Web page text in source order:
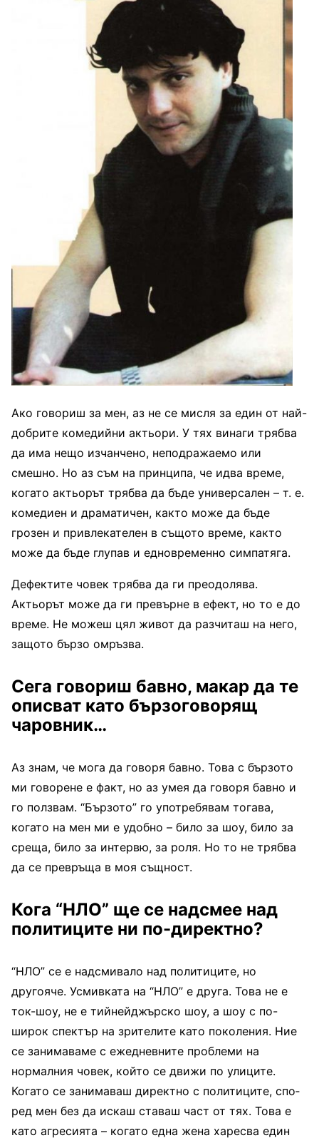
Ако говориш за мен, аз не се мисля за един от най-
добрите комедийни актьори. У тях винаги трябва
да има нещо изчанчено, неподра­жаемо или
смешно. Но аз съм на принципа, че идва време,
когато актьорът тряб­ва да бъде универсален – т. е.
комедиен и драматичен, както може да бъде
грозен и привлекателен в същото време, както
може да бъде глупав и едновременно сим­патяга.
Дефектите човек трябва да ги преодолява.
Актьорът може да ги превър­не в ефект, но то е до
време. Не можеш цял живот да раз­читаш на него,
защото бързо омръзва.
Сега говориш бавно, ма­кар да те
описват като бързоговорящ
чаровник…
Аз знам, че мога да гово­ря бавно. Това с бързото
ми говорене е факт, но аз умея да говоря бавно и
го полз­вам. “Бързото” го употребя­вам тогава,
когато на мен ми е удобно – било за шоу, било за
среща, било за интервю, за роля. Но то не трябва
да се превръща в моя същност.
Кога “НЛО” ще се надс­мее над
политиците ни по-директно?
“НЛО” се е надсмивало над политиците, но
другояче. Усмивката на “НЛО” е друга. Това не е
ток-шоу, не е тийнейджърско шоу, а шоу с по-
широк спектър на зрителите като поколения. Ние
се за­нимаваме с ежедневните проблеми на
нормалния чо­век, който се движи по ули­ците.
Когато се занимаваш директно с политиците, спо­
ред мен без да искаш ста­ваш част от тях. Това е
като агресията – когато една же­на харесва един